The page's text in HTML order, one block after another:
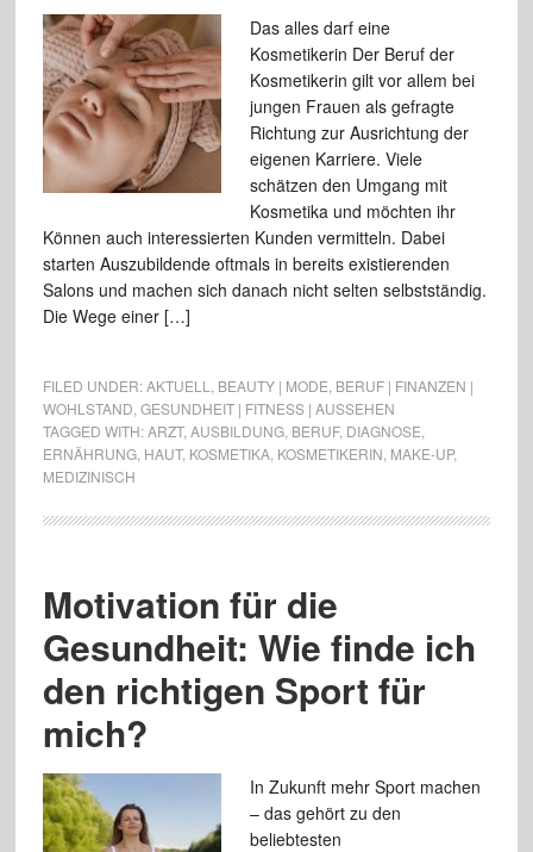
Das alles darf eine
Kosmetikerin Der Beruf der
Kosmetikerin gilt vor allem bei
jungen Frauen als gefragte
Richtung zur Ausrichtung der
eigenen Karriere. Viele
schätzen den Umgang mit
Kosmetika und möchten ihr
Können auch interessierten Kunden vermitteln. Dabei
starten Auszubildende oftmals in bereits existierenden
Salons und machen sich danach nicht selten selbstständig.
Die Wege einer […]
FILED UNDER:AKTUELL BEAUTY | MODE BERUF | FINANZEN |
WOHLSTAND GESUNDHEIT | FITNESS | AUSSEHEN
TAGGED WITH:ARZT, AUSBILDUNG, BERUF, DIAGNOSE
ERNÄHRUNG, HAUT, KOSMETIKA, KOSMETIKERIN MAKE-UP,
MEDIZINISCH
Motivation für die
Gesundheit: Wie finde ich
den richtigen Sport für
mich?
In Zukunft mehr Sport machen
– das gehört zu den
beliebtesten